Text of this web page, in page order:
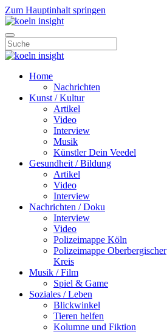
Zum Hauptinhalt springen
Home
Nachrichten
Kunst / Kultur
Artikel
Video
Interview
Musik
Künstler Dein Veedel
Gesundheit / Bildung
Artikel
Video
Interview
Nachrichten / Doku
Interview
Video
Polizeimappe Köln
Polizeimappe Oberbergischer
Kreis
Musik / Film
Spiel & Game
Soziales / Leben
Blickwinkel
Tieren helfen
Kolumne und Fiktion